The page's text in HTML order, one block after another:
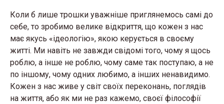
Коли б лише трошки уважніше приглянемось самі до
себе, то зробимо велике відкриття, що кожен з нас
має якусь «ідеологію», якою керується в своєму
житті. Ми навіть не завжди свідомі того, чому я щось
роблю, а інше не роблю, чому саме так поступаю, а не
по іншому, чому одних любимо, а інших ненавидимо.
Кожен з нас живе у світ своїх переконань, поглядів
на життя, або як ми не раз кажемо, своєї філософії